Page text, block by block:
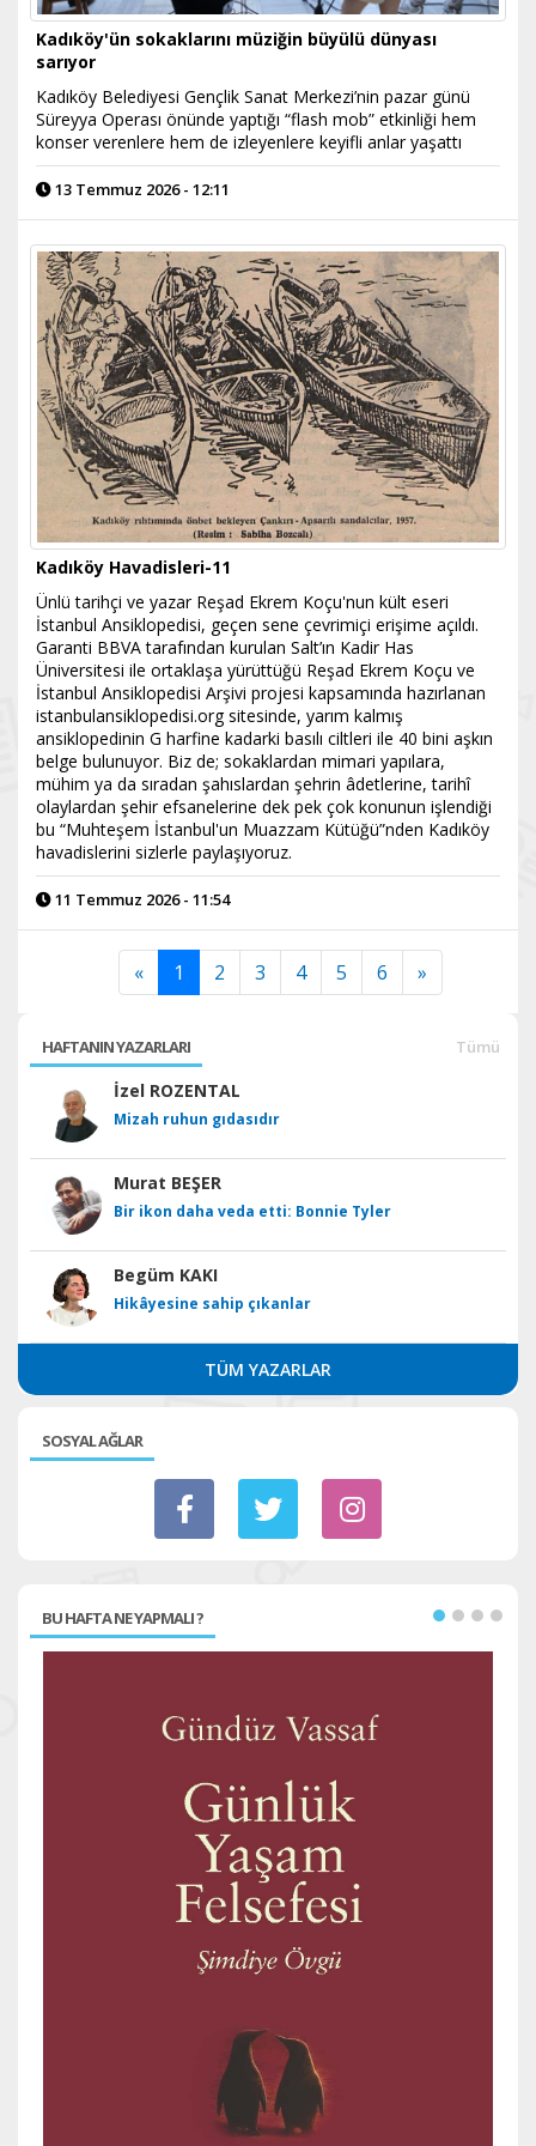
Kadıköy'ün sokaklarını müziğin büyülü dünyası
sarıyor
Kadıköy Belediyesi Gençlik Sanat Merkezi’nin pazar günü
Süreyya Operası önünde yaptığı “flash mob” etkinliği hem
konser verenlere hem de izleyenlere keyifli anlar yaşattı
13 Temmuz 2026 - 12:11
Kadıköy Havadisleri-11
Ünlü tarihçi ve yazar Reşad Ekrem Koçu'nun kült eseri
İstanbul Ansiklopedisi, geçen sene çevrimiçi erişime açıldı.
Garanti BBVA tarafından kurulan Salt’ın Kadir Has
Üniversitesi ile ortaklaşa yürüttüğü Reşad Ekrem Koçu ve
İstanbul Ansiklopedisi Arşivi projesi kapsamında hazırlanan
istanbulansiklopedisi.org sitesinde, yarım kalmış
ansiklopedinin G harfine kadarki basılı ciltleri ile 40 bini aşkın
belge bulunuyor. Biz de; sokaklardan mimari yapılara,
mühim ya da sıradan şahıslardan şehrin âdetlerine, tarihî
olaylardan şehir efsanelerine dek pek çok konunun işlendiği
bu “Muhteşem İstanbul'un Muazzam Kütüğü”nden Kadıköy
havadislerini sizlerle paylaşıyoruz.
11 Temmuz 2026 - 11:54
« 1 2 3 4 5 6 »
HAFTANIN YAZARLARI Tümü
İzel ROZENTAL
Mizah ruhun gıdasıdır
Murat BEŞER
Bir ikon daha veda etti: Bonnie Tyler
Begüm KAKI
Hikâyesine sahip çıkanlar
TÜM YAZARLAR
SOSYAL AĞLAR
BU HAFTA NE YAPMALI ?